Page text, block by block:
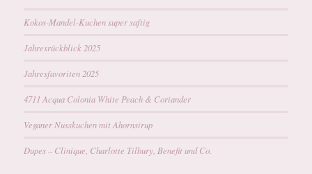
Kokos-Mandel-Kuchen super saftig
Jahresrückblick 2025
Jahresfavoriten 2025
4711 Acqua Colonia White Peach & Coriander
Veganer Nusskuchen mit Ahornsirup
Dupes – Clinique, Charlotte Tilbury, Benefit und Co.